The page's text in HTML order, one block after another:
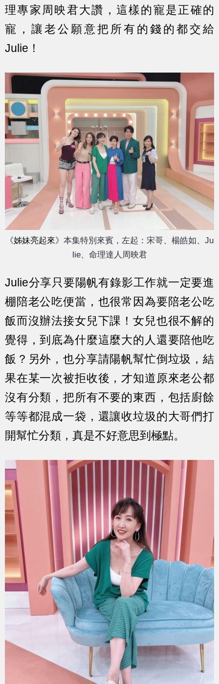
理專家周映君大讚，這樣的寵是正確的
寵，讓老公願意把所有的錢的都交給
Julie！
《姊妹亮起來》本集特別來賓，左起：宋哥、楊皓如、Ju
lie、命理達人周映君
Julie分享只要陽帆有錄影工作就一定要進
棚陪老公吃便當，也很常因為要陪老公吃
飯而沒辦法接女兒下課！女兒也很不解的
覺得，到底為什麼這麼大的人還要陪他吃
飯？另外，也分享請陽帆幫忙倒垃圾，結
果在某一次被拒收後，才知道原來老公都
沒有分類，把所有不要的東西，包括廚餘
等等都混成一袋，還讓收垃圾的大哥們打
開幫忙分類，真是不好意思到極點。